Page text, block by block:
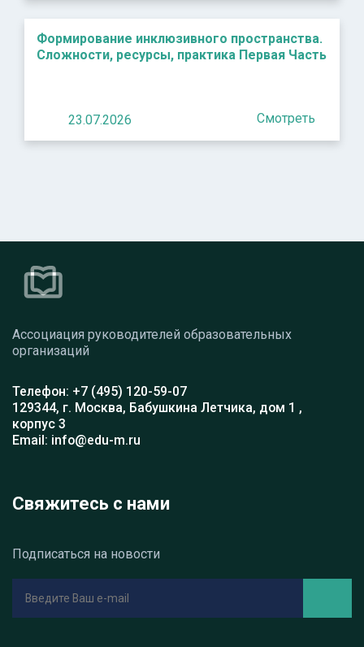
Формирование инклюзивного пространства.
Сложности, ресурсы, практика Первая Часть
23.07.2026 Смотреть
Ассоциация руководителей образовательных
организаций
Телефон: +7 (495) 120-59-07
129344, г. Москва, Бабушкина Летчика, дом 1 ,
корпус 3
Email: info@edu-m.ru
Свяжитесь с нами
Подписаться на новости